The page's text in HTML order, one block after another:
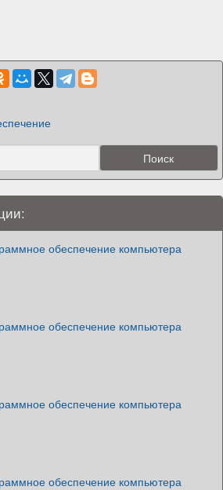
обеспечение компьютера
обеспечение компьютера
обеспечение компьютера
обеспечение компьютера